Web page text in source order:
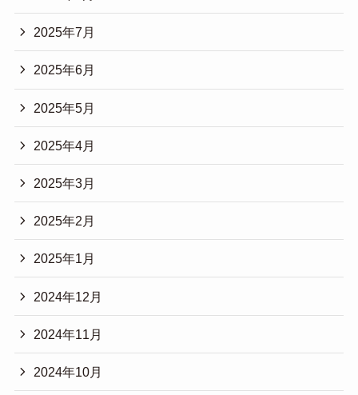
2025年7月
2025年6月
2025年5月
2025年4月
2025年3月
2025年2月
2025年1月
2024年12月
2024年11月
2024年10月